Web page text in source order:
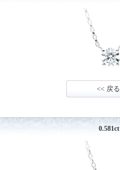
<< 戻る
0.581ct